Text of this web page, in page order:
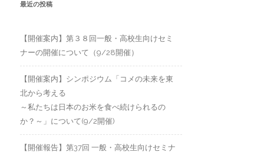
最近の投稿
【開催案内】第３８回一般・高校生向けセミ
ナーの開催について（9/28開催）
【開催案内】シンポジウム「コメの未来を東
北から考える
～私たちは日本のお米を食べ続けられるの
か？～」について(9/2開催)
【開催報告】第37回 一般・高校生向けセミナ